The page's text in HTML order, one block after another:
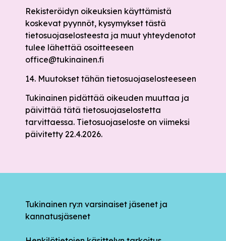
Rekisteröidyn oikeuksien käyttämistä
koskevat pyynnöt, kysymykset tästä
tietosuojaselosteesta ja muut yhteydenotot
tulee lähettää osoitteeseen
office@tukinainen.fi
14. Muutokset tähän tietosuojaselosteeseen
Tukinainen pidättää oikeuden muuttaa ja
päivittää tätä tietosuojaselostetta
tarvittaessa. Tietosuojaseloste on viimeksi
päivitetty 22.4.2026.
Tukinainen ry:n varsinaiset jäsenet ja
kannatusjäsenet